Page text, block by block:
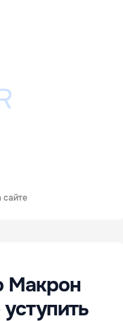
сайте
Макрон